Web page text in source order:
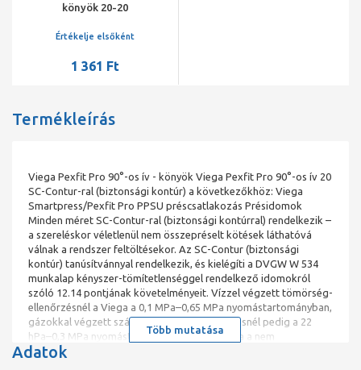
könyök 20-20
Értékelje elsőként
1 361 Ft
Termékleírás
Viega Pexfit Pro 90°-os ív - könyök Viega Pexfit Pro 90°-os ív 20
SC-Contur-ral (biztonsági kontúr) a következőkhöz: Viega
Smartpress/Pexfit Pro PPSU préscsatlakozás Présidomok
Minden méret SC-Contur-ral (biztonsági kontúrral) rendelkezik –
a szereléskor véletlenül nem összepréselt kötések láthatóvá
válnak a rendszer feltöltésekor. Az SC-Contur (biztonsági
kontúr) tanúsítvánnyal rendelkezik, és kielégíti a DVGW W 534
munkalap kényszer-tömítetlenséggel rendelkező idomokról
szóló 12.14 pontjának követelményeit. Vízzel végzett tömörség-
ellenőrzésnél a Viega a 0,1 MPa–0,65 MPa nyomástartományban,
gázokkal végzett száraz tömörség-ellenőrzésnél pedig a 22
hPa–0,3 MPa nyomástartományban garantálja a nem
összepréselt kötések felismerését. Jelölés Zöld pont a
Több mutatása
Adatok